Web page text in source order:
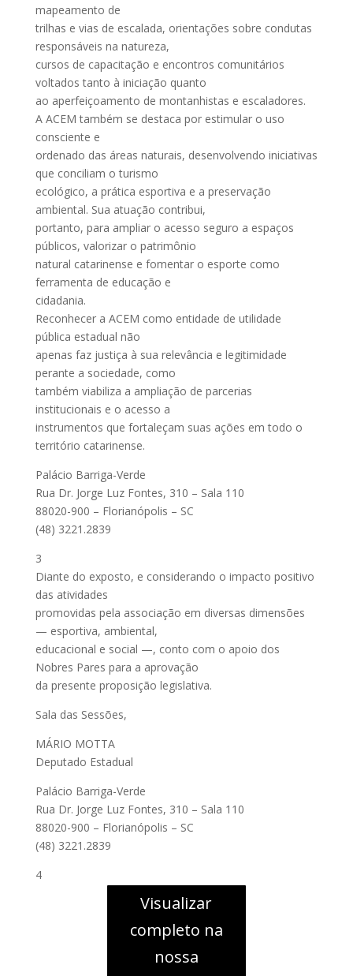
mapeamento de
trilhas e vias de escalada, orientações sobre condutas
responsáveis na natureza,
cursos de capacitação e encontros comunitários
voltados tanto à iniciação quanto
ao aperfeiçoamento de montanhistas e escaladores.
A ACEM também se destaca por estimular o uso
consciente e
ordenado das áreas naturais, desenvolvendo iniciativas
que conciliam o turismo
ecológico, a prática esportiva e a preservação
ambiental. Sua atuação contribui,
portanto, para ampliar o acesso seguro a espaços
públicos, valorizar o patrimônio
natural catarinense e fomentar o esporte como
ferramenta de educação e
cidadania.
Reconhecer a ACEM como entidade de utilidade
pública estadual não
apenas faz justiça à sua relevância e legitimidade
perante a sociedade, como
também viabiliza a ampliação de parcerias
institucionais e o acesso a
instrumentos que fortaleçam suas ações em todo o
território catarinense.
Palácio Barriga-Verde
Rua Dr. Jorge Luz Fontes, 310 – Sala 110
88020-900 – Florianópolis – SC
(48) 3221.2839
3
Diante do exposto, e considerando o impacto positivo
das atividades
promovidas pela associação em diversas dimensões
— esportiva, ambiental,
educacional e social —, conto com o apoio dos
Nobres Pares para a aprovação
da presente proposição legislativa.
Sala das Sessões,
MÁRIO MOTTA
Deputado Estadual
Palácio Barriga-Verde
Rua Dr. Jorge Luz Fontes, 310 – Sala 110
88020-900 – Florianópolis – SC
(48) 3221.2839
4
Visualizar
completo na
nossa